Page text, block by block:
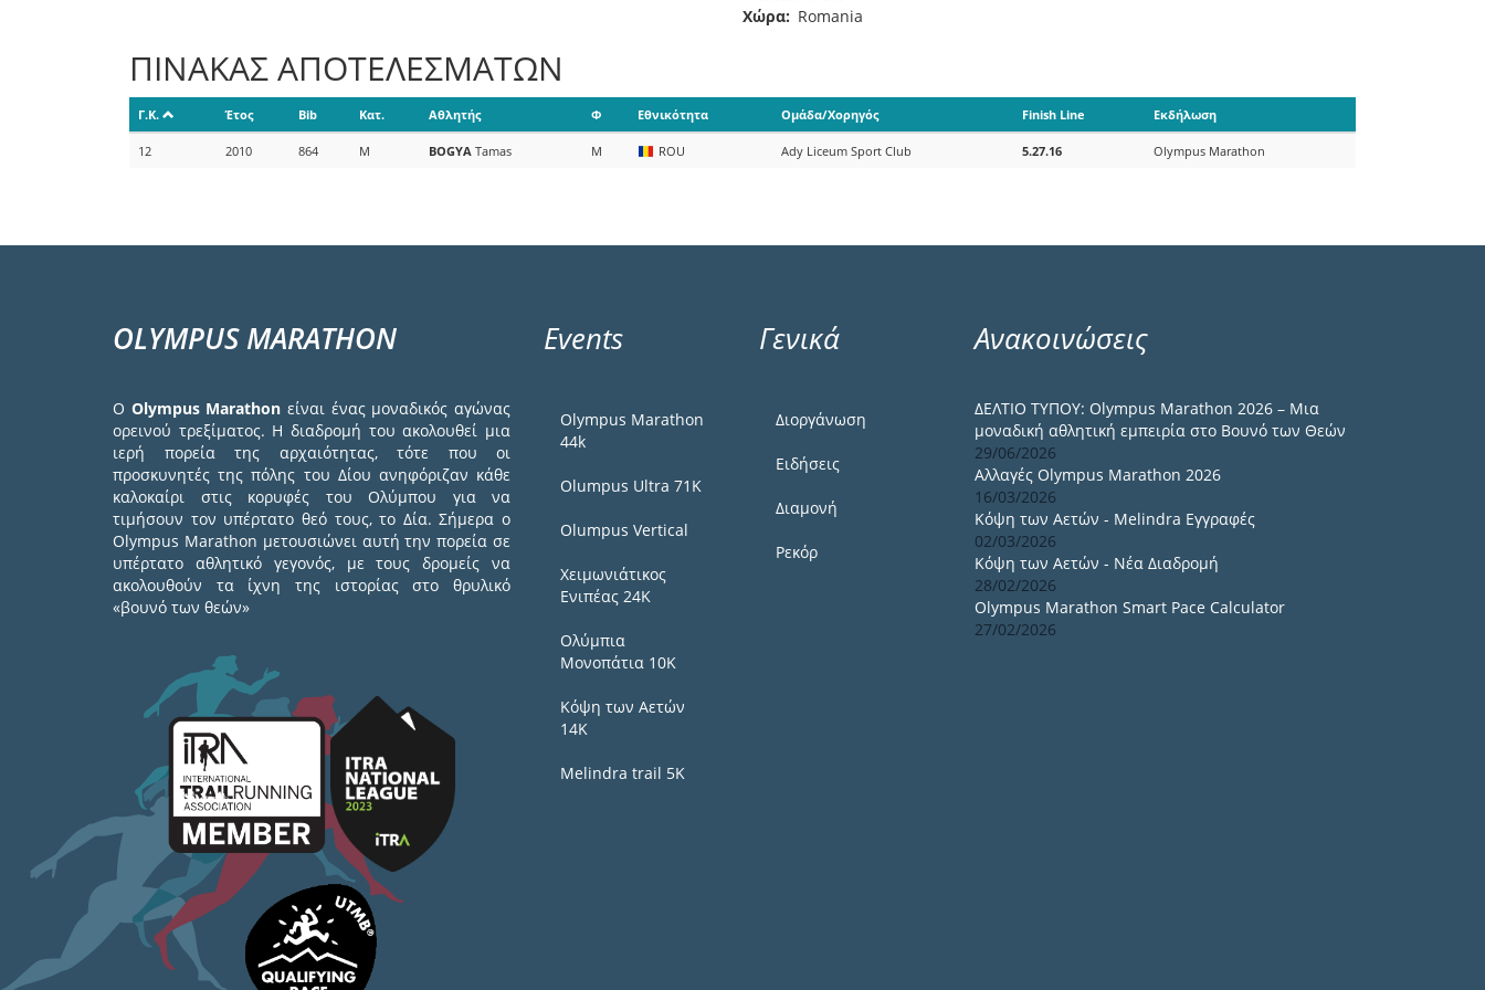
Χώρα
Romania
ΠΙΝΑΚΑΣ ΑΠΟΤΕΛΕΣΜΑΤΩΝ
Γ.Κ. Έτος Bib Κατ. Αθλητής Φ Εθνικότητα Ομάδα/Χορηγός Finish Line Εκδήλωση
12 2010 864 M BOGYA Tamas M ROU Ady Liceum Sport Club 5.27.16 Olympus Marathon
OLYMPUS MARATHON
Ο Olympus Marathon είναι ένας μοναδικός αγώνας
ορεινού τρεξίματος. Η διαδρομή του ακολουθεί μια
ιερή πορεία της αρχαιότητας, τότε που οι
προσκυνητές της πόλης του Δίου ανηφόριζαν κάθε
καλοκαίρι στις κορυφές του Ολύμπου για να
τιμήσουν τον υπέρτατο θεό τους, το Δία. Σήμερα ο
Olympus Marathon μετουσιώνει αυτή την πορεία σε
υπέρτατο αθλητικό γεγονός, με τους δρομείς να
ακολουθούν τα ίχνη της ιστορίας στο θρυλικό
«βουνό των θεών»
Events
Olympus Marathon
44k
Olumpus Ultra 71K
Olumpus Vertical
Χειμωνιάτικος
Ενιπέας 24Κ
Ολύμπια
Μονοπάτια 10Κ
Κόψη των Αετών
14Κ
Melindra trail 5Κ
Γενικά
Διοργάνωση
Ειδήσεις
Διαμονή
Ρεκόρ
Ανακοινώσεις
ΔΕΛΤΙΟ ΤΥΠΟΥ: Olympus Marathon 2026 – Μια
μοναδική αθλητική εμπειρία στο Βουνό των Θεών
29/06/2026
Αλλαγές Olympus Marathon 2026
16/03/2026
Κόψη των Αετών - Melindra Εγγραφές
02/03/2026
Κόψη των Αετών - Νέα Διαδρομή
28/02/2026
Olympus Marathon Smart Pace Calculator
27/02/2026